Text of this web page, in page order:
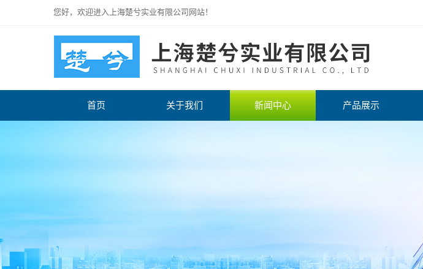
您好，欢迎进入上海楚兮实业有限公司网站！
首页 关于我们 新闻中心 产品展示